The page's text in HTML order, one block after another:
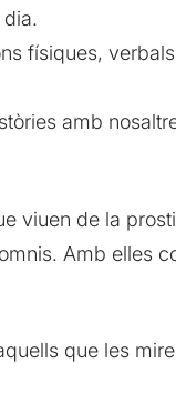
físiques,
amb
viuen de la
Amb elles
que les